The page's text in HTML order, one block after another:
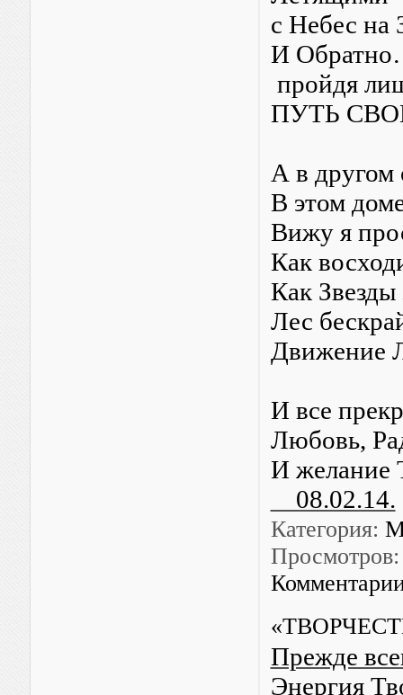
с Небес на
И
пройдя
ПУТЬ
А в другом
В этом
Вижу я
Как
Как Звезды
Лес
Движение
И все
Любовь,
И
08.02.14.
Категория:
Просмотров:
Прежде
Энергия